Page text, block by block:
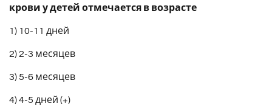
крови у детей отмечается в возрасте
1) 10-11 дней
2) 2-3 месяцев
3) 5-6 месяцев
4) 4-5 дней (+)